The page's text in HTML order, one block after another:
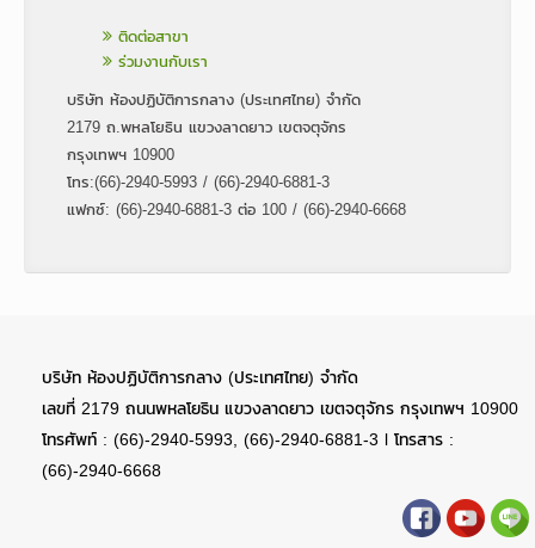
ติดต่อสาขา
ร่วมงานกับเรา
บริษัท ห้องปฏิบัติการกลาง (ประเทศไทย) จำกัด
2179 ถ.พหลโยธิน แขวงลาดยาว เขตจตุจักร
กรุงเทพฯ 10900
โทร:(66)-2940-5993 / (66)-2940-6881-3
แฟกซ์: (66)-2940-6881-3 ต่อ 100 / (66)-2940-6668
บริษัท ห้องปฏิบัติการกลาง (ประเทศไทย) จำกัด
เลขที่ 2179 ถนนพหลโยธิน แขวงลาดยาว เขตจตุจักร กรุงเทพฯ 10900
โทรศัพท์ : (66)-2940-5993, (66)-2940-6881-3 l โทรสาร :
(66)-2940-6668